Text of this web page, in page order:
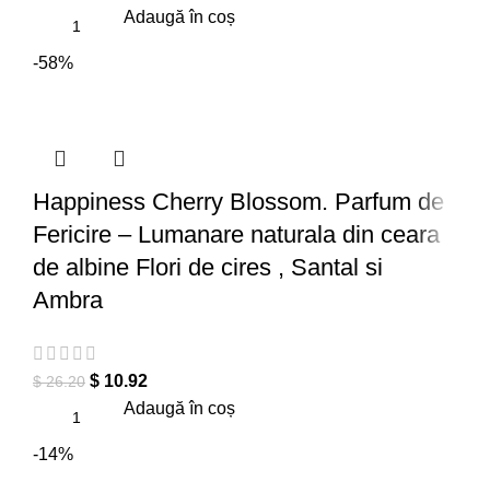
Adaugă în coș
-58%
Happiness Cherry Blossom. Parfum de
Fericire – Lumanare naturala din ceara
de albine Flori de cires , Santal si
Ambra
$26.20 $ 10.92
Adaugă în coș
-14%